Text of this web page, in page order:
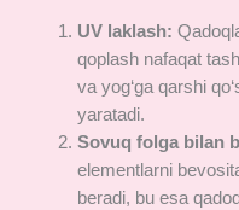
UV laklash:
qoplash nafaqat
va yog‘ga qarshi
yaratadi.
Sovuq folga bilan
elementlarni
beradi, bu esa